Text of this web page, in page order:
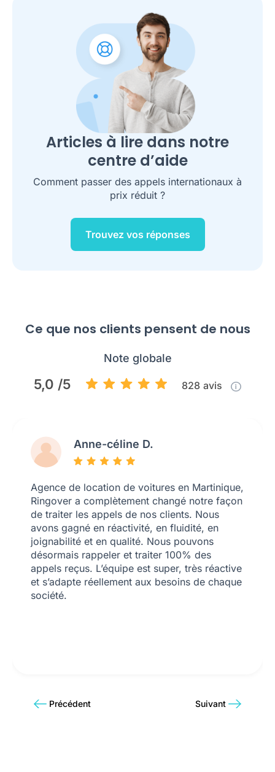
Articles à lire dans notre
centre d’aide
Comment passer des appels internationaux à
prix réduit ?
Trouvez vos réponses
Ce que nos clients pensent de nous
Note globale
5,0 /5 828 avis
Anne-céline D.
Agence de location de voitures en Martinique,
Ringover a complètement changé notre façon
de traiter les appels de nos clients. Nous
avons gagné en réactivité, en fluidité, en
joignabilité et en qualité. Nous pouvons
désormais rappeler et traiter 100% des
appels reçus. L’équipe est super, très réactive
et s’adapte réellement aux besoins de chaque
société.
Précédent Suivant